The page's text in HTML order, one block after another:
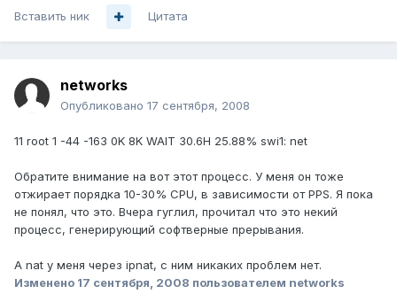
Вставить ник Цитата
networks
Опубликовано 17 сентября, 2008
11 root 1 -44 -163 0K 8K WAIT 30.6H 25.88% swi1: net
Обратите внимание на вот этот процесс. У меня он тоже
отжирает порядка 10-30% CPU, в зависимости от PPS. Я пока
не понял, что это. Вчера гуглил, прочитал что это некий
процесс, генерирующий софтверные прерывания.
А nat у меня через ipnat, с ним никаких проблем нет.
Изменено 17 сентября, 2008 пользователем networks